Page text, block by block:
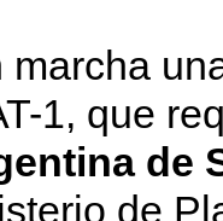
marcha
1, que
de
de